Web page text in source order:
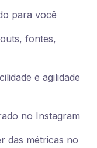
para você
fontes,
e agilidade
no Instagram
das métricas no